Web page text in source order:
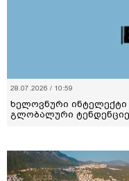
07.08.2026 / 12:45
ყავის ფასი იზრდება –